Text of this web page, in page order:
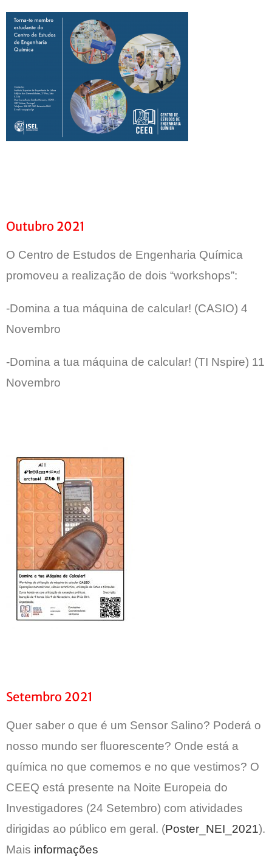
Outubro 2021
O Centro de Estudos de Engenharia Química
promoveu a realização de dois “workshops”:
-Domina a tua máquina de calcular! (CASIO) 4
Novembro
-Domina a tua máquina de calcular! (TI Nspire) 11
Novembro
Setembro 2021
Quer saber o que é um Sensor Salino? Poderá o
nosso mundo ser fluorescente? Onde está a
química no que comemos e no que vestimos? O
CEEQ está presente na Noite Europeia do
Investigadores (24 Setembro) com atividades
dirigidas ao público em geral. (Poster_NEI_2021).
Mais informações